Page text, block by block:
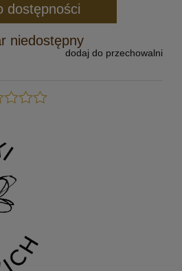
dostępności
niedostępny
dodaj do przechowalni